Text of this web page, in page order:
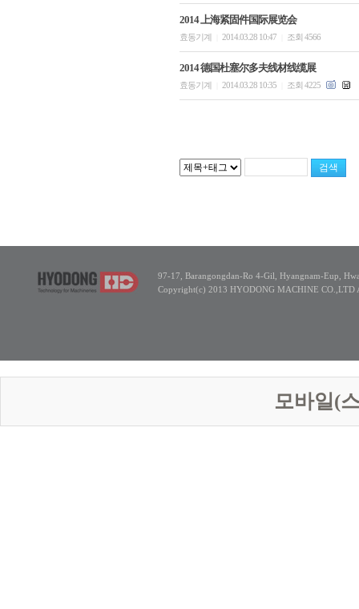
2014 上海紧固件国际展览会
효동기계 2014.03.28 10:47 조회 4566
2014 德国杜塞尔多夫线材线缆展
효동기계 2014.03.28 10:35 조회 4225
97-17, Barangongdan-Ro 4-Gil, Hyangnam-Eup,
Copyright(c) 2013 HYODONG MACHINE CO.,LTD
모바일(